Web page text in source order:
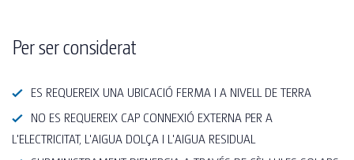
Per ser considerat
ES REQUEREIX UNA UBICACIÓ FERMA I A NIVELL DE TERRA
NO ES REQUEREIX CAP CONNEXIÓ EXTERNA PER A
L'ELECTRICITAT, L'AIGUA DOLÇA I L'AIGUA RESIDUAL